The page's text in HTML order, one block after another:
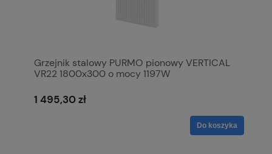
Grzejnik stalowy PURMO pionowy VERTICAL
VR22 1800x300 o mocy 1197W
1 495,30 zł
Do koszyka